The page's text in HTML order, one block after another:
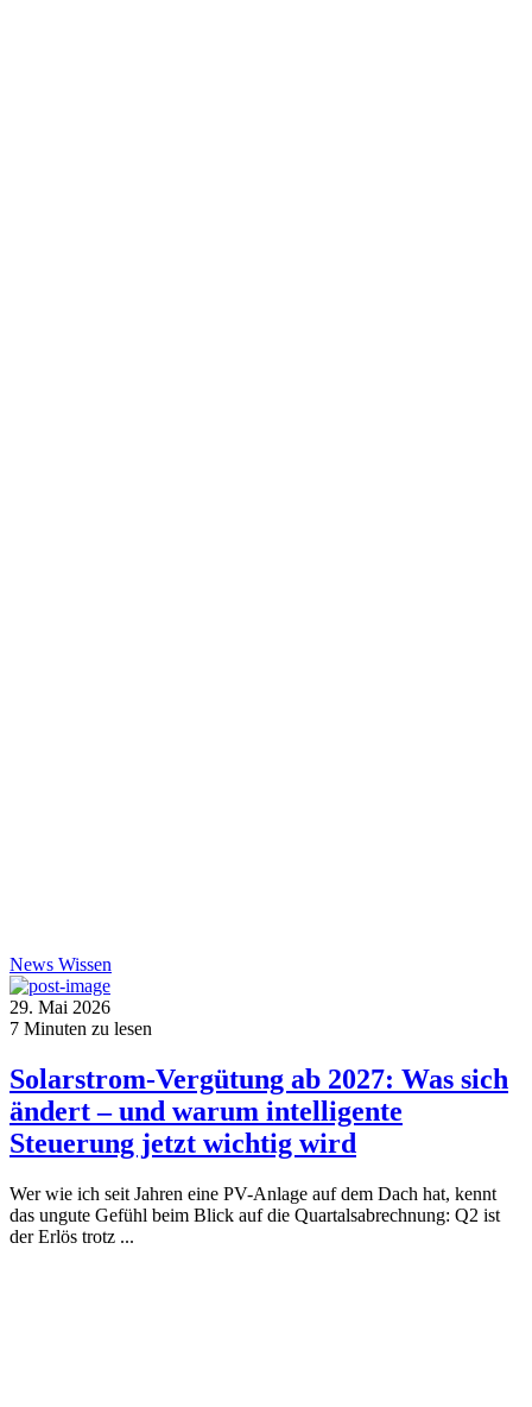
News Wissen
29. Mai 2026
7 Minuten zu lesen
Solarstrom-Vergütung ab 2027: Was sich
ändert – und warum intelligente
Steuerung jetzt wichtig wird
Wer wie ich seit Jahren eine PV-Anlage auf dem Dach hat, kennt
das ungute Gefühl beim Blick auf die Quartalsabrechnung: Q2 ist
der Erlös trotz ...